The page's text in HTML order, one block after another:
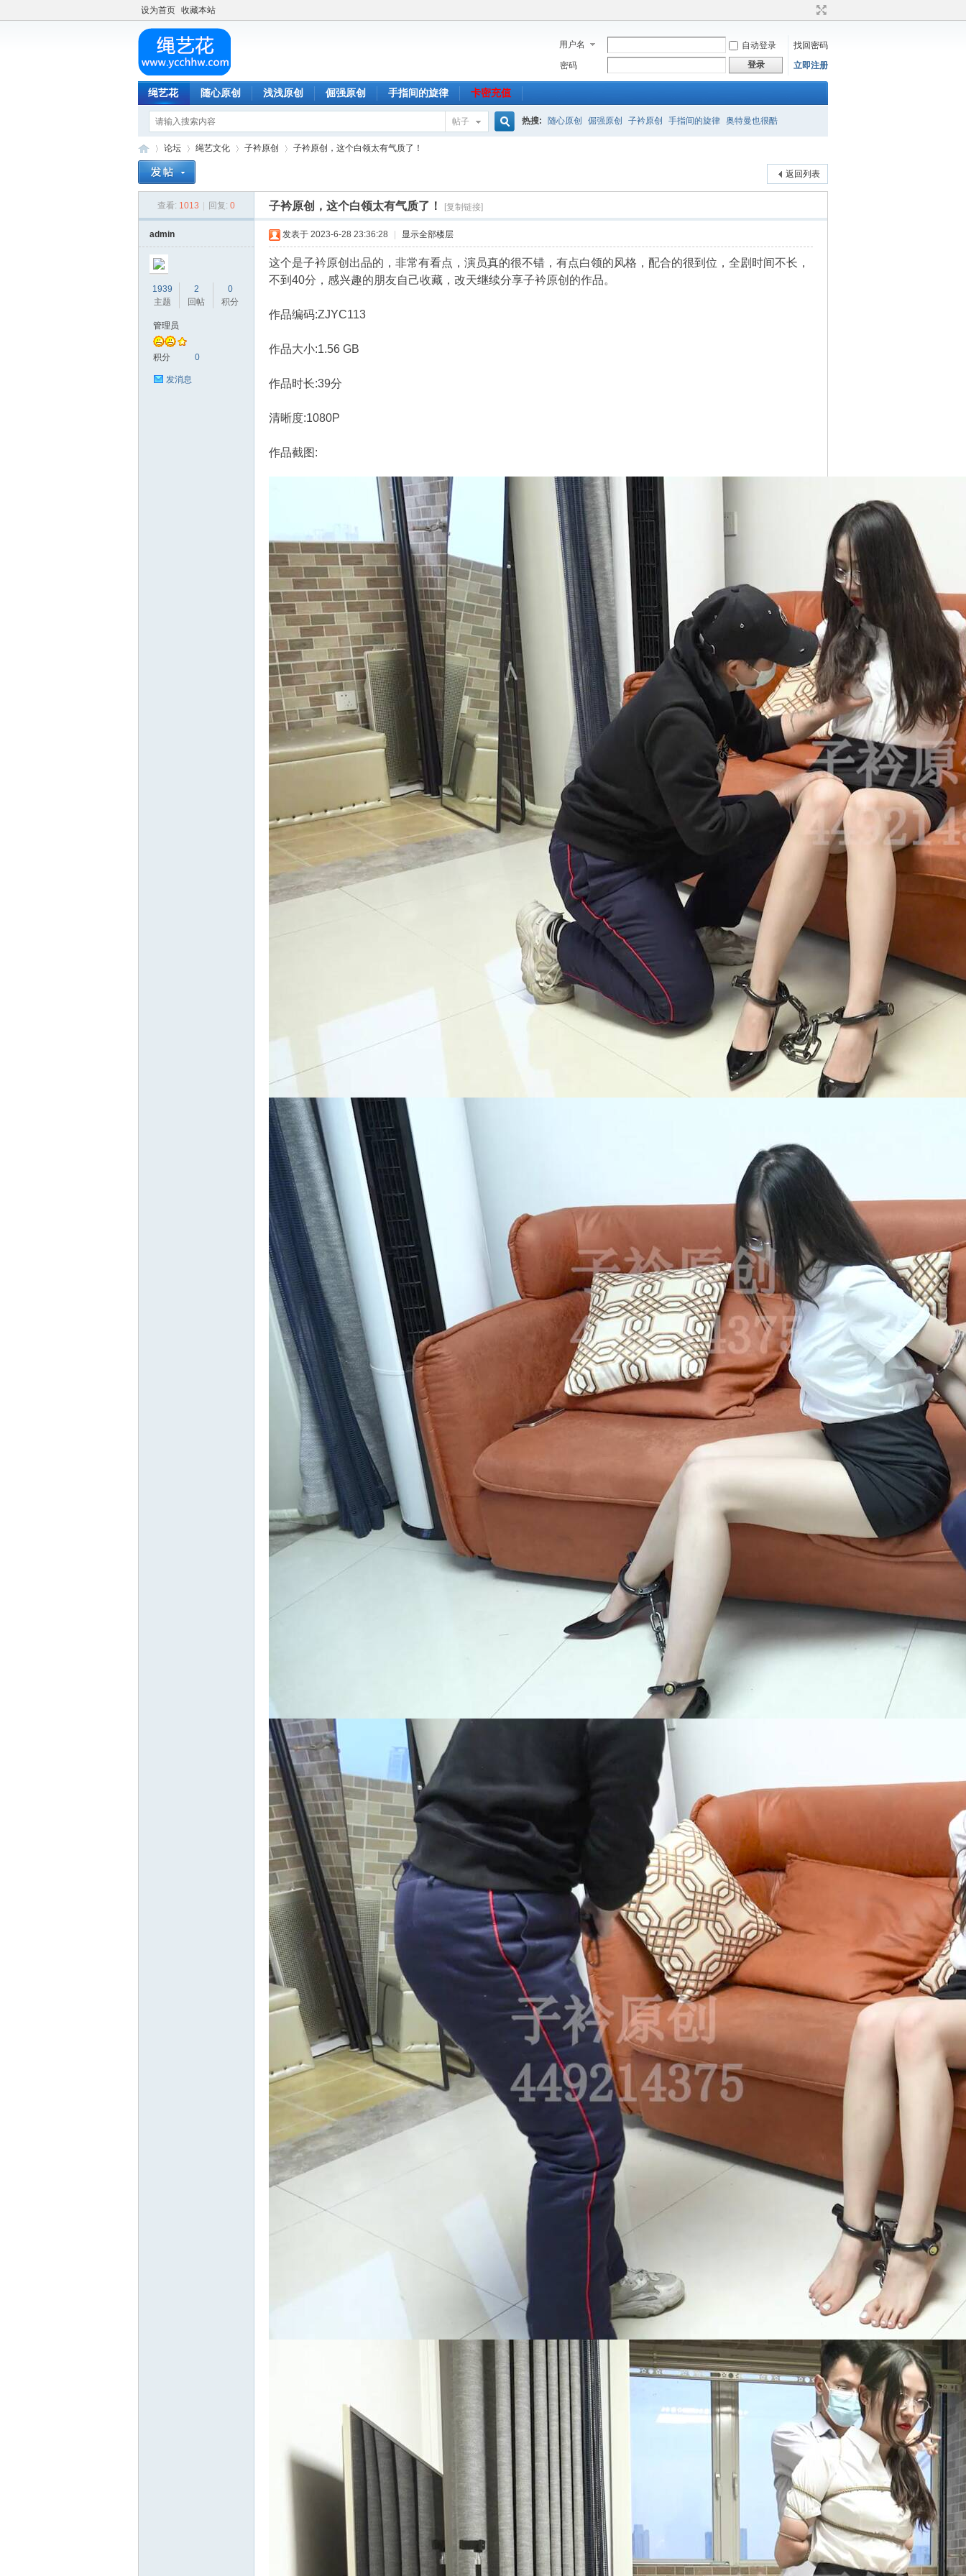
设为首页 收藏本站
用户名 自动登录
找回密码
密码
登录 立即注册
绳艺花 随心原创 浅浅原创 倔强原创 手指间的旋律 卡密充值
帖子 热搜: 随心原创 倔强原创 子衿原创 手指间的旋律 奥特曼也很酷
论坛
›
绳艺文化
›
子衿原创
›
子衿原创，这个白领太有气质了！
返回列表
查看: 1013 回复: 0 子衿原创，这个白领太有气质了！ [复制链接]
admin
1939
主题
2
回帖
0
积分
管理员
积分 0
发消息
发表于 2023-6-28 23:36:28 显示全部楼层
这个是子衿原创出品的，非常有看点，演员真的很不错，有点白领的风格，配合的很到位，全剧时间不长，
不到40分，感兴趣的朋友自己收藏，改天继续分享子衿原创的作品。
作品编码:ZJYC113
作品大小:1.56 GB
作品时长:39分
清晰度:1080P
作品截图: